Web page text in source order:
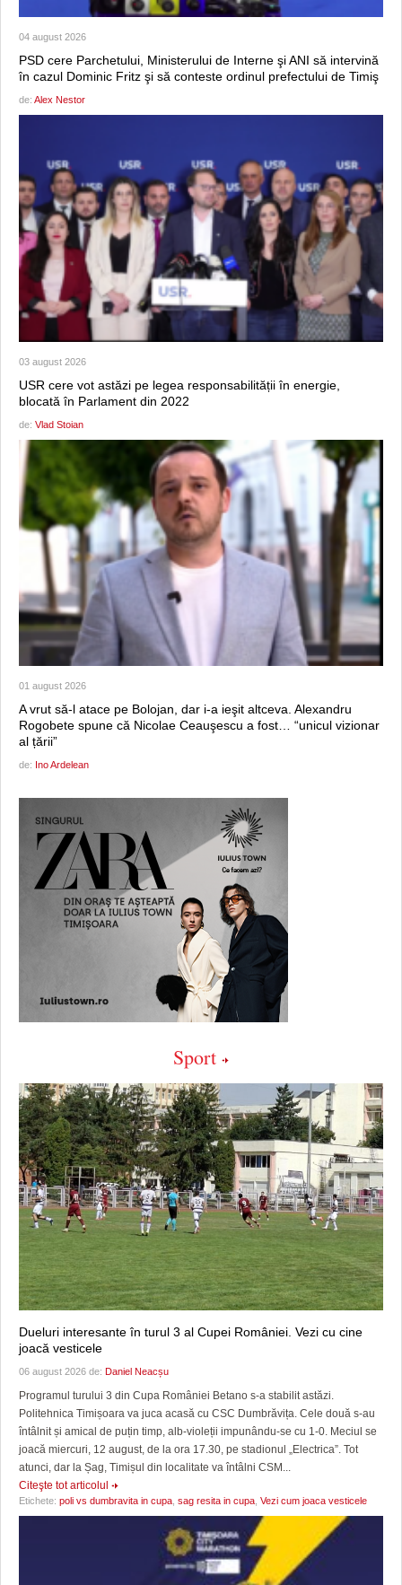
04 august 2026
PSD cere Parchetului, Ministerului de Interne şi ANI să intervină
în cazul Dominic Fritz şi să conteste ordinul prefectului de Timiş
de: Alex Nestor
03 august 2026
USR cere vot astăzi pe legea responsabilității în energie,
blocată în Parlament din 2022
de: Vlad Stoian
01 august 2026
A vrut să-l atace pe Bolojan, dar i-a ieşit altceva. Alexandru
Rogobete spune că Nicolae Ceauşescu a fost… “unicul vizionar
al țării”
de: Ino Ardelean
Sport
Dueluri interesante în turul 3 al Cupei României. Vezi cu cine
joacă vesticele
06 august 2026 de: Daniel Neacșu
Programul turului 3 din Cupa României Betano s-a stabilit astăzi.
Politehnica Timișoara va juca acasă cu CSC Dumbrăvița. Cele două s-au
întâlnit și amical de puțin timp, alb-violeții impunându-se cu 1-0. Meciul se
joacă miercuri, 12 august, de la ora 17.30, pe stadionul „Electrica”. Tot
atunci, dar la Șag, Timișul din localitate va întâlni CSM...
Citeşte tot articolul
Etichete: poli vs dumbravita in cupa sag resita in cupa Vezi cum joaca vesticele